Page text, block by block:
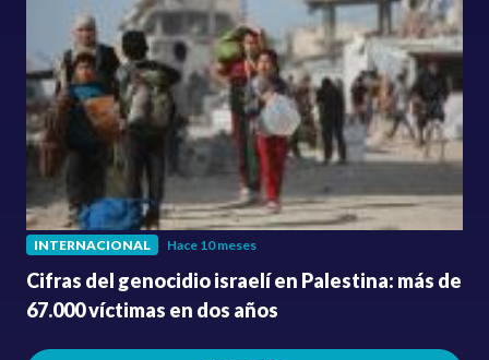
INTERNACIONAL Hace 10 meses
Cifras del genocidio israelí en Palestina: más de
67.000 víctimas en dos años